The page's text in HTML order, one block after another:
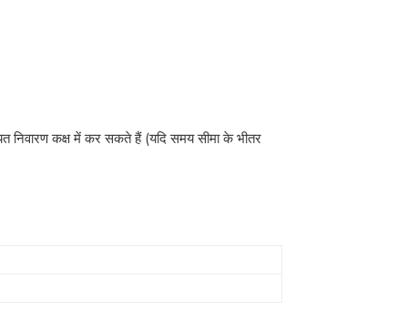
निवारण कक्ष में कर सकते हैं (यदि समय सीमा के भीतर